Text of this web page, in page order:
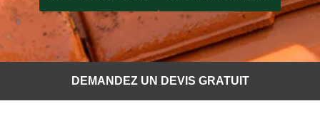
DEMANDEZ UN DEVIS GRATUIT